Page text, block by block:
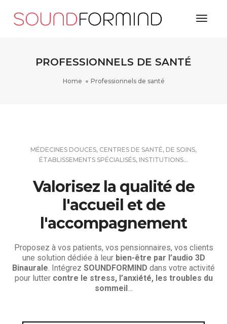
PROFESSIONNELS DE SANTÉ
Home Professionnels de santé
MÉDECINES DOUCES, CENTRES DE SANTÉ, DE SOINS,
ÉTABLISSEMENTS SPÉCIALISÉS, INSTITUTIONS...
Valorisez la qualité de
l'accueil et de
l'accompagnement
Proposez à vos patients, vos pensionnaires, vos clients
une solution dédiée à leur bien-être par l’audio 3D
Binaurale. Intégrez SOUNDFORMIND dans votre activité
pour lutter contre le stress, l’anxiété, les troubles du
sommeil…